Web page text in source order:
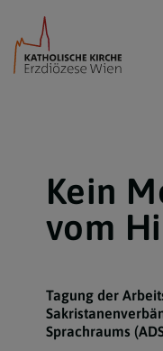
Kein
vom
Tagung der
Sprachraums